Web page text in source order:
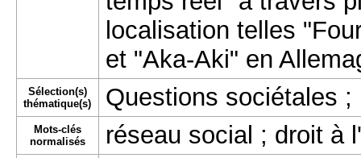
localisation telles
et "Aka-Aki" en
Sélection(s)
thématique(s)
Questions sociétales ;
Mots-clés
normalisés
réseau social ; droit à